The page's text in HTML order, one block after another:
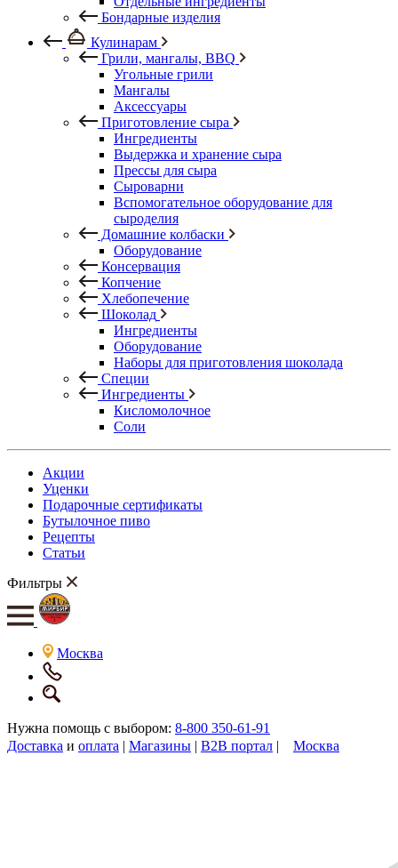
Бондарные изделия
Кулинарам
Грили, мангалы, BBQ
Угольные грили
Мангалы
Аксессуары
Приготовление сыра
Ингредиенты
Выдержка и хранение сыра
Прессы для сыра
Сыроварни
Вспомогательное оборудование для
сыроделия
Домашние колбаски
Оборудование
Консервация
Копчение
Хлебопечение
Шоколад
Ингредиенты
Оборудование
Наборы для приготовления шоколада
Специи
Ингредиенты
Кисломолочное
Соли
Акции
Уценки
Подарочные сертификаты
Бутылочное пиво
Рецепты
Статьи
Фильтры
Москва
Нужна помощь с выбором: 8-800 350-61-91
Доставка и оплата | Магазины | B2B портал | Москва